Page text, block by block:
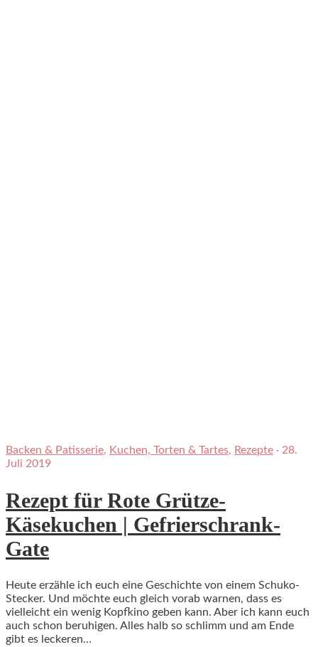
Backen & Patisserie, Kuchen, Torten & Tartes, Rezepte · 28.
Juli 2019
Rezept für Rote Grütze-
Käsekuchen | Gefrierschrank-
Gate
Heute erzähle ich euch eine Geschichte von einem Schuko-
Stecker. Und möchte euch gleich vorab warnen, dass es
vielleicht ein wenig Kopfkino geben kann. Aber ich kann euch
auch schon beruhigen. Alles halb so schlimm und am Ende
gibt es leckeren…